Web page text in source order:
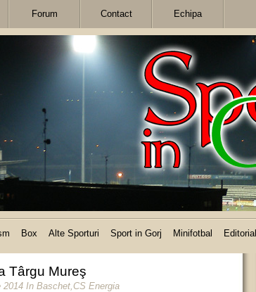
Forum Contact Echipa
Box Alte Sporturi Sport in Gorj Minifotbal Editorial
Târgu Mureş
2014 In Baschet,CS Energia